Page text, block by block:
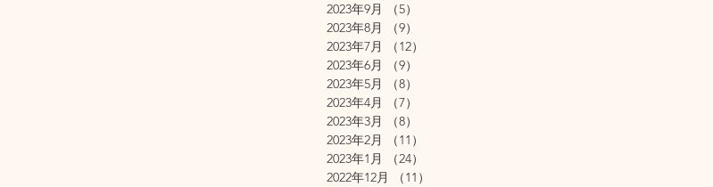
2023年9月
（5）
2023年8月
（9）
2023年7月
（12）
2023年6月
（9）
2023年5月
（8）
2023年4月
（7）
2023年3月
（8）
2023年2月
（11）
2023年1月
（24）
2022年12月
（11）